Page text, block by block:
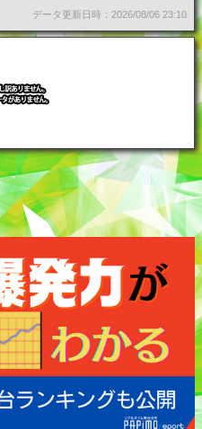
データ更新日時：2026/08/06 23:10